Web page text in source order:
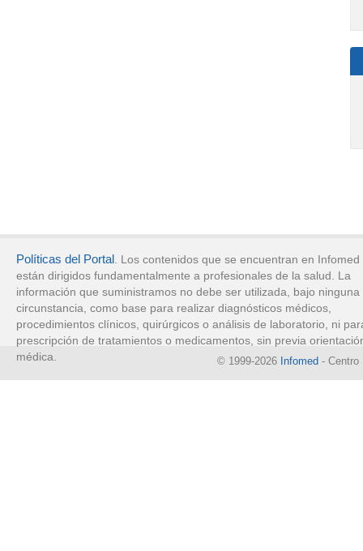
Políticas del Portal. Los contenidos que se encuentran en Infomed
están dirigidos fundamentalmente a profesionales de la salud. La
información que suministramos no debe ser utilizada, bajo ninguna
circunstancia, como base para realizar diagnósticos médicos,
procedimientos clínicos, quirúrgicos o análisis de laboratorio, ni
prescripción de tratamientos o medicamentos, sin previa
médica.
© 1999-2026 Infomed - Centro